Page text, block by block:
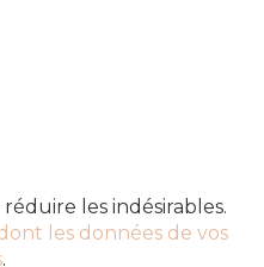
les indésirables.
les données de vos
.